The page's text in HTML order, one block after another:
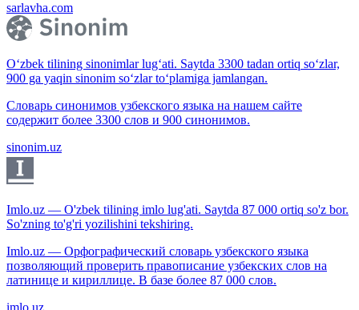
sarlavha.com
O‘zbek tilining sinonimlar lug‘ati. Saytda 3300 tadan ortiq so‘zlar,
900 ga yaqin sinonim so‘zlar to‘plamiga jamlangan.
Словарь синонимов узбекского языка на нашем сайте
содержит более 3300 слов и 900 синонимов.
sinonim.uz
Imlo.uz — O'zbek tilining imlo lug'ati. Saytda 87 000 ortiq so'z bor.
So'zning to'g'ri yozilishini tekshiring.
Imlo.uz — Орфографический словарь узбекского языка
позволяющий проверить правописание узбекских слов на
латинице и кириллице. В базе более 87 000 слов.
imlo.uz